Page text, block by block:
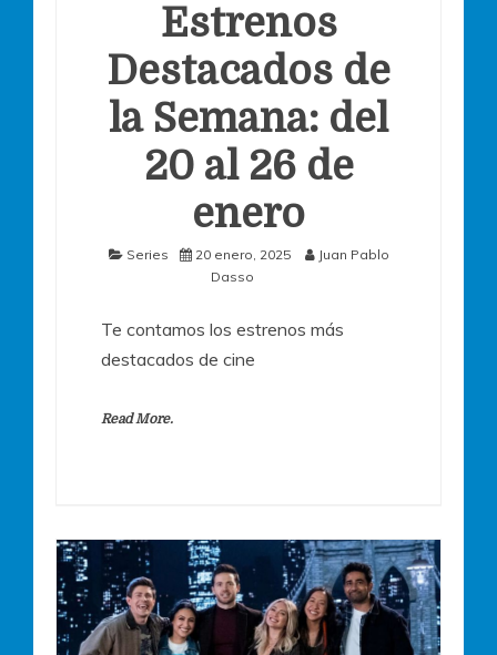
Estrenos
Destacados de
la Semana: del
20 al 26 de
enero
Series 20 enero, 2025
Juan Pablo
Dasso
Te contamos los estrenos más
destacados de cine
Read More.